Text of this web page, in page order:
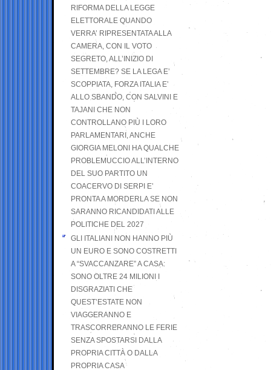
RIFORMA DELLA LEGGE
ELETTORALE QUANDO
VERRA’ RIPRESENTATA ALLA
CAMERA, CON IL VOTO
SEGRETO, ALL’INIZIO DI
SETTEMBRE? SE LA LEGA E’
SCOPPIATA, FORZA ITALIA E’
ALLO SBANDO, CON SALVINI E
TAJANI CHE NON
CONTROLLANO PIÙ I LORO
PARLAMENTARI, ANCHE
GIORGIA MELONI HA QUALCHE
PROBLEMUCCIO ALL’INTERNO
DEL SUO PARTITO UN
COACERVO DI SERPI E’
PRONTA A MORDERLA SE NON
SARANNO RICANDIDATI ALLE
POLITICHE DEL 2027
GLI ITALIANI NON HANNO PIÙ
UN EURO E SONO COSTRETTI
A “SVACCANZARE” A CASA:
SONO OLTRE 24 MILIONI I
DISGRAZIATI CHE
QUEST’ESTATE NON
VIAGGERANNO E
TRASCORRERANNO LE FERIE
SENZA SPOSTARSI DALLA
PROPRIA CITTÀ O DALLA
PROPRIA CASA